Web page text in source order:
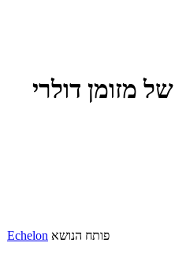
מזומן דולרי
פותח הנושא Echelon